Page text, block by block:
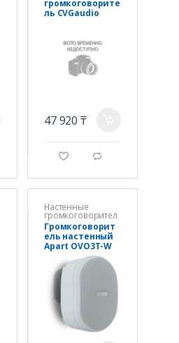
громкоговорите
ль CVGaudio
47 920 ₸
g d
Настенные
громкоговорител
и
Громкоговорит
ель настенный
Apart OVO3T-W